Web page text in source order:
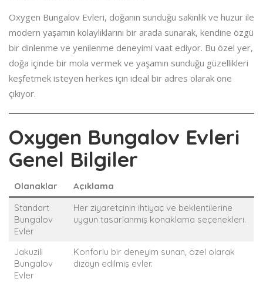
Oxygen Bungalov Evleri, doğanın sunduğu sakinlik ve huzur ile
modern yaşamın kolaylıklarını bir arada sunarak, kendine özgü
bir dinlenme ve yenilenme deneyimi vaat ediyor. Bu özel yer,
doğa içinde bir mola vermek ve yaşamın sunduğu güzellikleri
keşfetmek isteyen herkes için ideal bir adres olarak öne
çıkıyor.
Oxygen Bungalov Evleri
Genel Bilgiler
Olanaklar
Açıklama
Standart
Bungalov
Evler
Her ziyaretçinin ihtiyaç ve beklentilerine
uygun tasarlanmış konaklama seçenekleri.
Jakuzili
Bungalov
Evler
Konforlu bir deneyim sunan, özel olarak
dizayn edilmiş evler.